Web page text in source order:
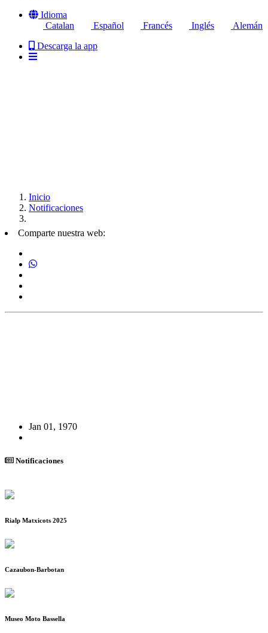
Idioma
Catalan
Español Francés Inglés
Alemán
Descarga la app
Inicio
Notificaciones
Comparte nuestra web:
Jan 01, 1970
Notificaciones
Rialp Matxicots 2025
Cazaubon-Barbotan
Museo Moto Bassella